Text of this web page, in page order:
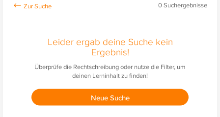
0Suchergebnisse
Leider ergab deine Suche kein
Ergebnis!
Überprüfe die Rechtschreibung oder nutze die Filter, um
deinen Lerninhalt zu finden!
Neue Suche